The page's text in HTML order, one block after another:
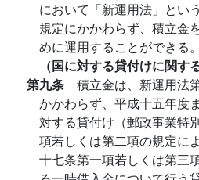
において「新運用法」とい
規定にかかわらず、積立金
めに運用することができる。
（国に対する貸付けに関す
第九条 積立金は、新運用法
かかわらず、平成十五年度
対する貸付け（郵政事業特
項若しくは第二項の規定に
十七条第一項若しくは第三